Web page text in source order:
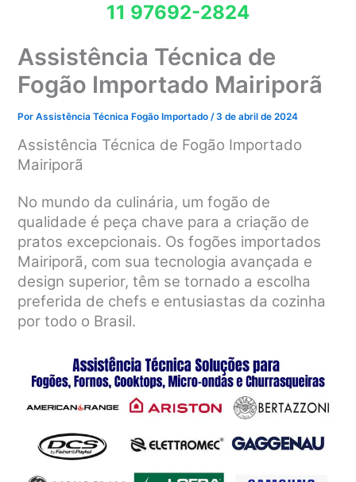
11 97692-2824
Assistência Técnica de
Fogão Importado Mairiporã
PorAssistência Técnica Fogão Importado/3 de abril de 2024
Assistência Técnica de Fogão Importado
Mairiporã
No mundo da culinária, um fogão de
qualidade é peça chave para a criação de
pratos excepcionais. Os fogões importados
Mairiporã, com sua tecnologia avançada e
design superior, têm se tornado a escolha
preferida de chefs e entusiastas da cozinha
por todo o Brasil.